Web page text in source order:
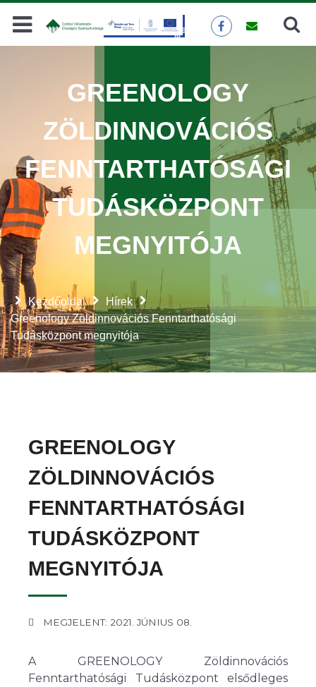
Keresés
Kezdőoldal
Hírek
Greenology Zöldinnovációs Fenntarthatósági
Tudásközpont megnyitója
GREENOLOGY
ZÖLDINNOVÁCIÓS
FENNTARTHATÓSÁGI
TUDÁSKÖZPONT
MEGNYITÓJA
GREENOLOGY
ZÖLDINNOVÁCIÓS
FENNTARTHATÓSÁGI
TUDÁSKÖZPONT
MEGNYITÓJA
MEGJELENT: 2021. JÚNIUS 08.
A GREENOLOGY Zöldinnovációs
Fenntarthatósági Tudásközpont elsődleges